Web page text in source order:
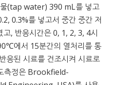
(tap water) 390 mL를 넣고
0.3%를 넣고서 중간 중간 저
, 반응시간은 0, 1, 2, 3, 4시
에서 15분간의 열처리를 통
응된 시료를 건조시켜 시료로
측정은 Brookfield-